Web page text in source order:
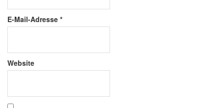
E-Mail-Adresse *
Website